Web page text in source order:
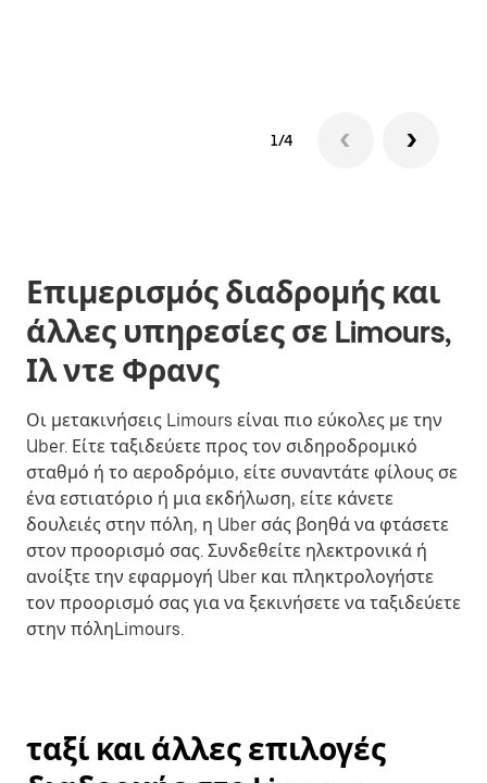
1/4
Επιμερισμός διαδρομής και
άλλες υπηρεσίες σε Limours,
Ιλ ντε Φρανς
Οι μετακινήσεις Limours είναι πιο εύκολες με την
Uber. Είτε ταξιδεύετε προς τον σιδηροδρομικό
σταθμό ή το αεροδρόμιο, είτε συναντάτε φίλους σε
ένα εστιατόριο ή μια εκδήλωση, είτε κάνετε
δουλειές στην πόλη, η Uber σάς βοηθά να φτάσετε
στον προορισμό σας. Συνδεθείτε ηλεκτρονικά ή
ανοίξτε την εφαρμογή Uber και πληκτρολογήστε
τον προορισμό σας για να ξεκινήσετε να ταξιδεύετε
στην πόληLimours.
ταξί και άλλες επιλογές